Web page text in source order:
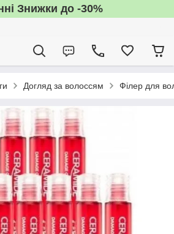
Знижки до -30%
Догляд за волоссям Філер для